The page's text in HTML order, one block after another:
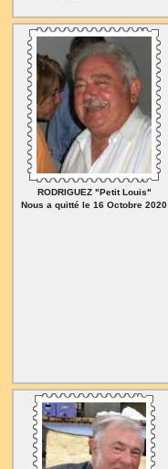
RODRIGUEZ "Petit Louis"
Nous a quitté le 16 Octobre 2020